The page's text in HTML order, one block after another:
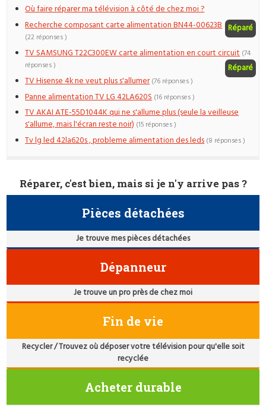
Où faire réparer ma télévision à côté de chez moi ?
Recherche composant carte alimentation BN44-00623B Réparé
(22 réponses )
TV SAMSUNG T22C300EW carte alimentation en court circuit
Réparé
(74
réponses )
TV Hisense 4k ne veut plus s'allumer (76 réponses )
Panne alimentation TV LG 42LA620S (16 réponses )
TV AKAI ATE-55D1044K qui ne s'allume plus (seule la veilleuse
s'allume, mais l'écran reste noir) (15 réponses )
Tv lg led 42la620s , probleme alimentation des leds (8 réponses )
Réparer, c'est bien, mais si je n'y arrive pas ?
Pièces détachées
Je trouve mes pièces détachées
Dépanneur
Je trouve un pro près de chez moi
Fin de vie
Recycler / Trouvez où déposer votre télévision pour qu'elle soit
recyclée
Acheter durable